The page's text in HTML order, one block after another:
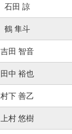
石田 諒
鶴 隼斗
吉田 智音
田中 裕也
村下 善乙
上村 悠樹